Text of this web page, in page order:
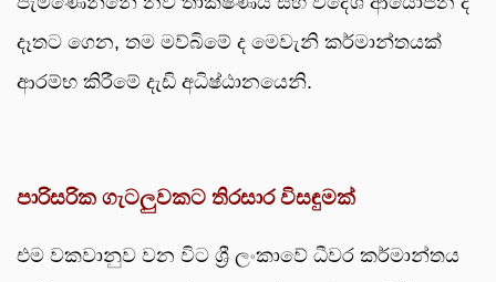
දෑතට ගෙන, තම මව්බිමේ ද මෙවැනි කර්මාන්තයක්
ආරම්භ කිරීමේ දැඩි අධිෂ්ඨානයෙනි.
පාරිසරික ගැටලුවකට තිරසාර විසඳුමක්
එම වකවානුව වන විට ශ්‍රී ලංකාවේ ධීවර කර්මාන්තය